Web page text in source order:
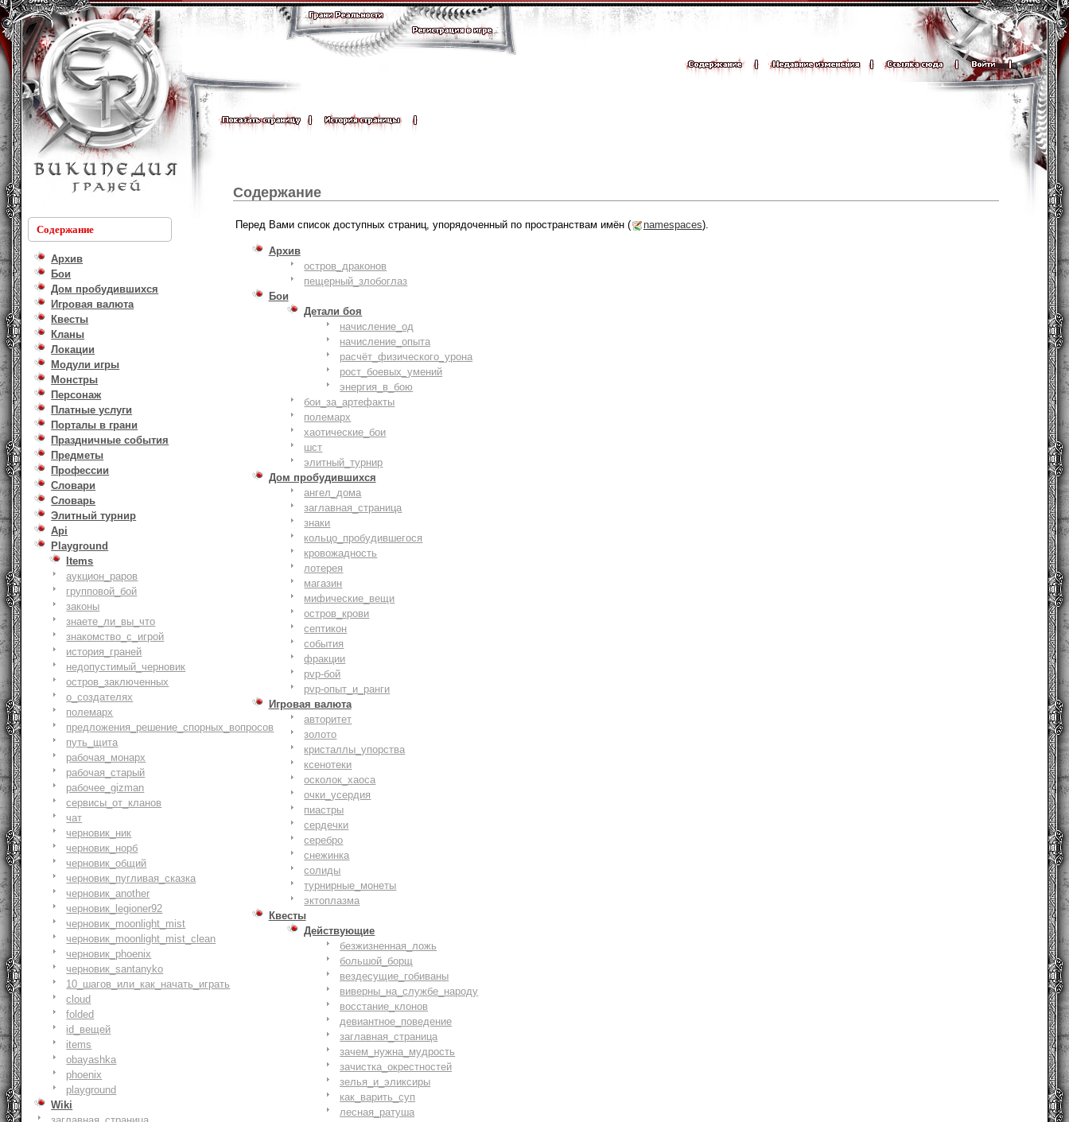
Содержание
Архив
Бои
Дом пробудившихся
Игровая валюта
Квесты
Кланы
Локации
Модули игры
Монстры
Персонаж
Платные услуги
Порталы в грани
Праздничные события
Предметы
Профессии
Словари
Словарь
Элитный турнир
Api
Playground
Items
аукцион_раров
групповой_бой
законы
знаете_ли_вы_что
знакомство_с_игрой
история_граней
недопустимый_черновик
остров_заключенных
о_создателях
полемарх
предложения_решение_спорных_вопросов
путь_щита
рабочая_монарх
рабочая_старый
рабочее_gizman
сервисы_от_кланов
чат
черновик_ник
черновик_норб
черновик_общий
черновик_пугливая_сказка
черновик_another
черновик_legioner92
черновик_moonlight_mist
черновик_moonlight_mist_clean
черновик_phoenix
черновик_santanyko
10_шагов_или_как_начать_играть
cloud
folded
id_вещей
items
obayashka
phoenix
playground
Wiki
Содержание
Перед Вами список доступных страниц, упорядоченный по пространствам имён ( namespaces).
Архив
остров_драконов
пещерный_злобоглаз
Бои
Детали боя
начисление_од
начисление_опыта
расчёт_физического_урона
рост_боевых_умений
энергия_в_бою
бои_за_артефакты
полемарх
хаотические_бои
шст
элитный_турнир
Дом пробудившихся
ангел_дома
заглавная_страница
знаки
кольцо_пробудившегося
кровожадность
лотерея
магазин
мифические_вещи
остров_крови
септикон
события
фракции
pvp-бой
pvp-опыт_и_ранги
Игровая валюта
авторитет
золото
кристаллы_упорства
ксенотеки
осколок_хаоса
очки_усердия
пиастры
сердечки
серебро
снежинка
солиды
турнирные_монеты
эктоплазма
Квесты
Действующие
безжизненная_ложь
большой_борщ
вездесущие_гобиваны
виверны_на_службе_народу
восстание_клонов
девиантное_поведение
заглавная_страница
зачем_нужна_мудрость
зачистка_окрестностей
зелья_и_эликсиры
как_варить_суп
лесная_ратуша